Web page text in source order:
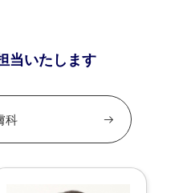
当いたします
科